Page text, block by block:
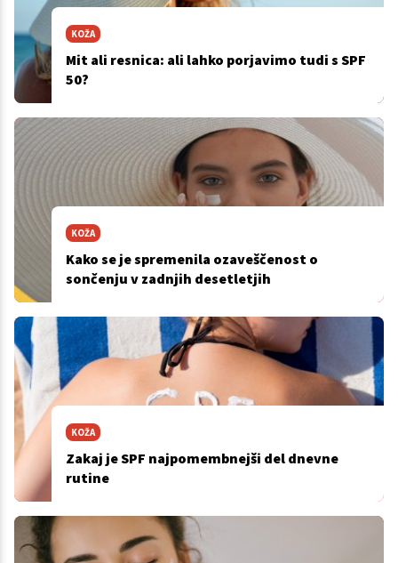
KOŽA
Mit ali resnica: ali lahko porjavimo tudi s SPF
50?
KOŽA
Kako se je spremenila ozaveščenost o
sončenju v zadnjih desetletjih
KOŽA
Zakaj je SPF najpomembnejši del dnevne
rutine